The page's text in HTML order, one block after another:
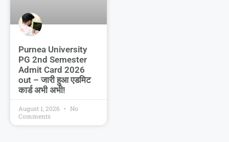
Purnea University
PG 2nd Semester
Admit Card 2026
out – जारी हुआ एडमिट
कार्ड अभी अभी!
August 1, 2026
No
Comments